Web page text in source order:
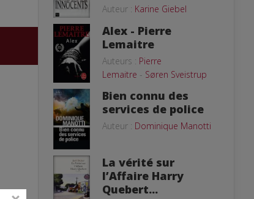
Auteur : Karine Giebel
Alex - Pierre
Lemaitre
Auteurs : Pierre
Lemaitre - Søren Sveistrup
Bien connu des
services de police
Auteur : Dominique Manotti
La vérité sur
l’Affaire Harry
Quebert...